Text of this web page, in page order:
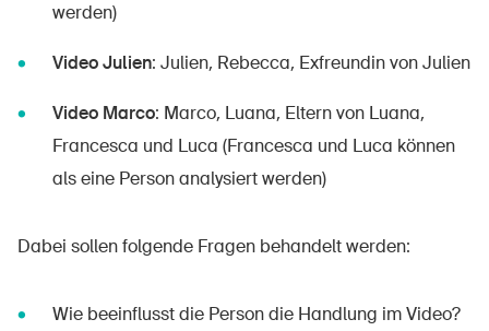
werden)
Video Julien: Julien, Rebecca, Exfreundin von Julien
Video Marco: Marco, Luana, Eltern von Luana,
Francesca und Luca (Francesca und Luca können
als eine Person analysiert werden)
Dabei sollen folgende Fragen behandelt werden:
Wie beeinflusst die Person die Handlung im Video?